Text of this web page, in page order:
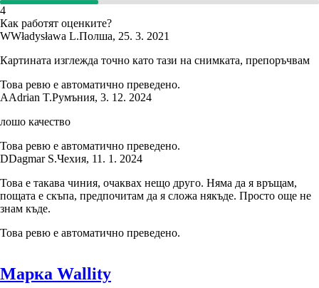
4
Как работят оценките?
WWładysława L.Полша, 25. 3. 2021
Картината изглежда точно като тази на снимката, препоръчвам
Това ревю е автоматично преведено.
AAdrian T.Румъния, 3. 12. 2024
лошо качество
Това ревю е автоматично преведено.
DDagmar S.Чехия, 11. 1. 2024
Това е такава чиния, очаквах нещо друго. Няма да я връщам,
пощата е скъпа, предпочитам да я сложа някъде. Просто още не
знам къде.
Това ревю е автоматично преведено.
Марка Wallity